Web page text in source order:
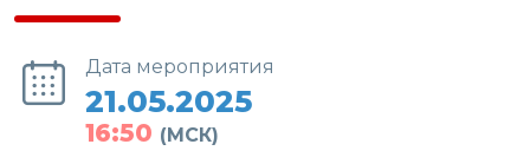
Дата мероприятия
21.05.2025
16:50 (МСК)